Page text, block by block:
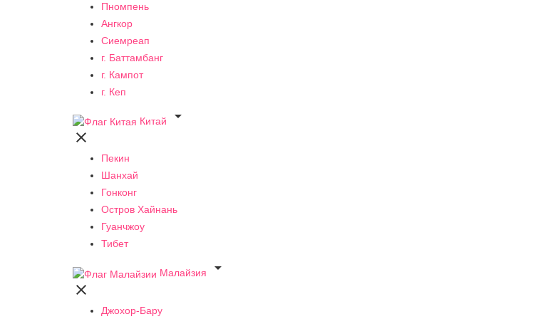
Пномпень
Ангкор
Сиемреап
г. Баттамбанг
г. Кампот
г. Кеп
Китай


Пекин
Шанхай
Гонконг
Остров Хайнань
Гуанчжоу
Тибет
Малайзия


Джохор-Бару